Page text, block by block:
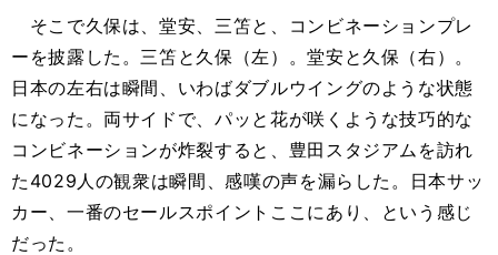
そこで久保は、堂安、三笘と、コンビネーションプレ
ーを披露した。三笘と久保（左）。堂安と久保（右）。
日本の左右は瞬間、いわばダブルウイングのような状態
になった。両サイドで、パッと花が咲くような技巧的な
コンビネーションが炸裂すると、豊田スタジアムを訪れ
た4029人の観衆は瞬間、感嘆の声を漏らした。日本サッ
カー、一番のセールスポイントここにあり、という感じ
だった。